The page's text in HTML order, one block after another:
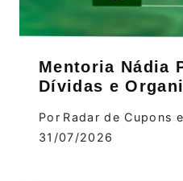
Mentoria Nádia
Dívidas e
Por Radar de Cupons
31/07/2026